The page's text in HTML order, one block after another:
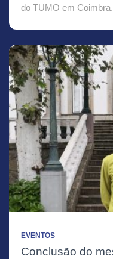
do TUMO em
EVENTOS
Conclusão do